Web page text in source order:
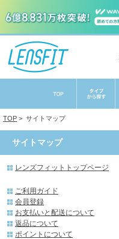
TOP > サイトマップ
サイトマップ
レンズフィットトップページ
ご利用ガイド
会員登録
お支払いと配送について
返品について
ポイントについて